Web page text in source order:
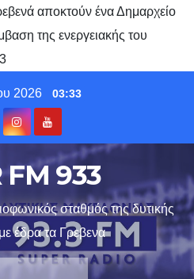
αποκτούν ένα Δημαρχείο
της ενεργειακής του
2026 03:33
FM 933
σταθμός της δυτικής
έδρα τα Γρεβενα